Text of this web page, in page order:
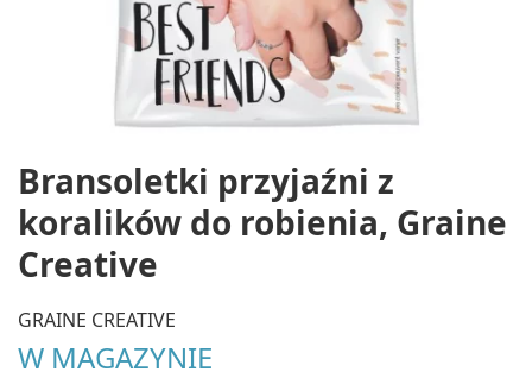
Bransoletki przyjaźni z
koralików do robienia, Graine
Creative
GRAINE CREATIVE
W MAGAZYNIE